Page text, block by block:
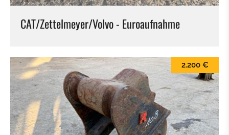
BALLENZANGE
SIEBSCHAUFEL
SCHNELLWECHSLER
TILTROTATOR
CAT/Zettelmeyer/Volvo - Euroaufnahme
2.200 €